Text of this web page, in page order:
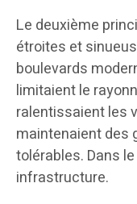
Le deuxième
étroites et
boulevards
limitaient le
ralentissaient les
maintenaient des
tolérables. Dans
infrastructure.